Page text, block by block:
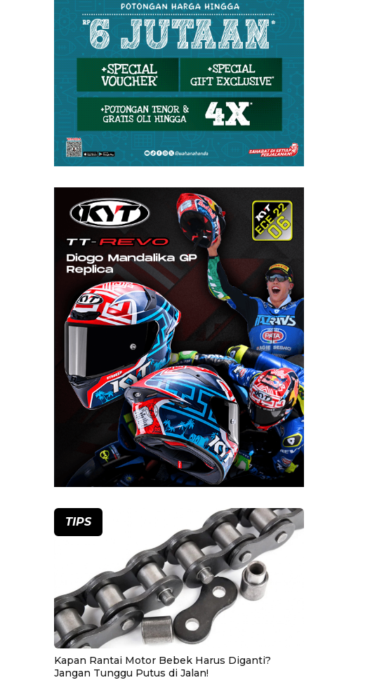
TIPS
Kapan Rantai Motor Bebek Harus Diganti?
Jangan Tunggu Putus di Jalan!